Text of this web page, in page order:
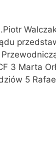
3 Marta
5